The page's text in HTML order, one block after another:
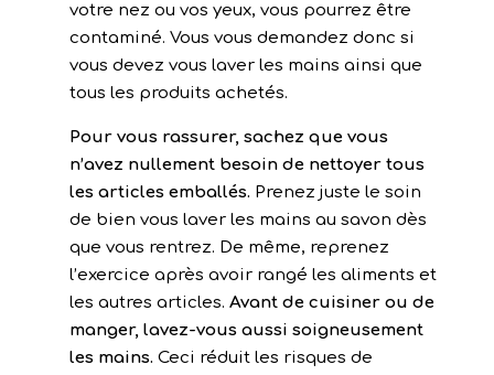
votre nez ou vos yeux, vous pourrez être
contaminé. Vous vous demandez donc si
vous devez vous laver les mains ainsi que
tous les produits achetés.
Pour vous rassurer, sachez que vous
n’avez nullement besoin de nettoyer tous
les articles emballés. Prenez juste le soin
de bien vous laver les mains au savon dès
que vous rentrez. De même, reprenez
l’exercice après avoir rangé les aliments et
les autres articles. Avant de cuisiner ou de
manger, lavez-vous aussi soigneusement
les mains. Ceci réduit les risques de